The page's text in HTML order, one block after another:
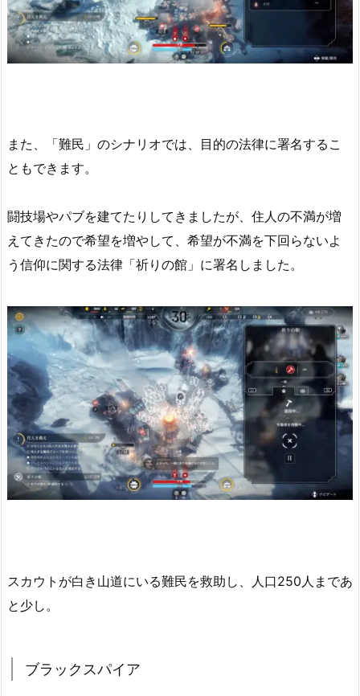
また、「難民」のシナリオでは、目的の法律に署名するこ
ともできます。
闘技場やパブを建てたりしてきましたが、住人の不満が増
えてきたので希望を増やして、希望が不満を下回らないよ
う信仰に関する法律「祈りの館」に署名しました。
スカウトが白き山道にいる難民を救助し、人口250人まであ
と少し。
ブラックスパイア